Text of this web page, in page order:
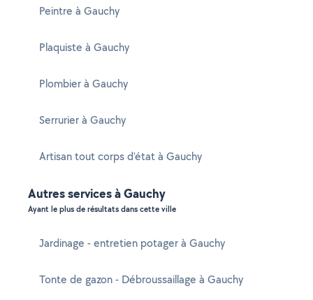
Peintre à Gauchy
Plaquiste à Gauchy
Plombier à Gauchy
Serrurier à Gauchy
Artisan tout corps d'état à Gauchy
Autres services à Gauchy
Ayant le plus de résultats dans cette ville
Jardinage - entretien potager à Gauchy
Tonte de gazon - Débroussaillage à Gauchy